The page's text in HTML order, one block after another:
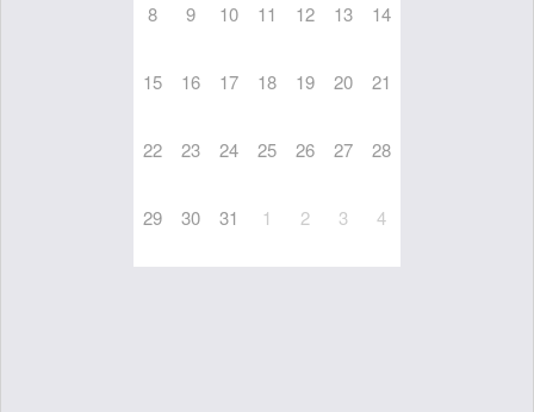
8 9 10 11 12 13 14
15 16 17 18 19 20 21
22 23 24 25 26 27 28
29 30 31 1 2 3 4